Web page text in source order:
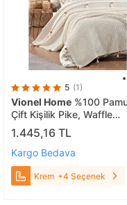
5 (1)
Vionel Home %100
Çift Kişilik Pike, Waffle
Desen, Ponponlu Pike
1.445,16 TL
Kargo Bedava
Krem +4 Seçenek